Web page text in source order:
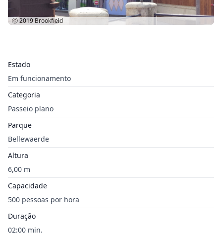
Estado
Em funcionamento
Categoria
Passeio plano
Parque
Bellewaerde
Altura
6,00 m
Capacidade
500 pessoas por hora
Duração
02:00 min.
Ⓒ 2019 Brookfield